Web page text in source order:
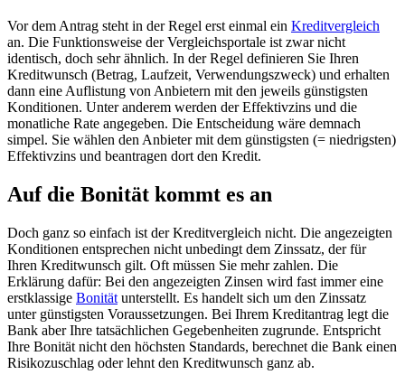
Vor dem Antrag steht in der Regel erst einmal ein Kreditvergleich
an. Die Funktionsweise der Vergleichsportale ist zwar nicht
identisch, doch sehr ähnlich. In der Regel definieren Sie Ihren
Kreditwunsch (Betrag, Laufzeit, Verwendungszweck) und erhalten
dann eine Auflistung von Anbietern mit den jeweils günstigsten
Konditionen. Unter anderem werden der Effektivzins und die
monatliche Rate angegeben. Die Entscheidung wäre demnach
simpel. Sie wählen den Anbieter mit dem günstigsten (= niedrigsten)
Effektivzins und beantragen dort den Kredit.
Auf die Bonität kommt es an
Doch ganz so einfach ist der Kreditvergleich nicht. Die angezeigten
Konditionen entsprechen nicht unbedingt dem Zinssatz, der für
Ihren Kreditwunsch gilt. Oft müssen Sie mehr zahlen. Die
Erklärung dafür: Bei den angezeigten Zinsen wird fast immer eine
erstklassige Bonität unterstellt. Es handelt sich um den Zinssatz
unter günstigsten Voraussetzungen. Bei Ihrem Kreditantrag legt die
Bank aber Ihre tatsächlichen Gegebenheiten zugrunde. Entspricht
Ihre Bonität nicht den höchsten Standards, berechnet die Bank einen
Risikozuschlag oder lehnt den Kreditwunsch ganz ab.